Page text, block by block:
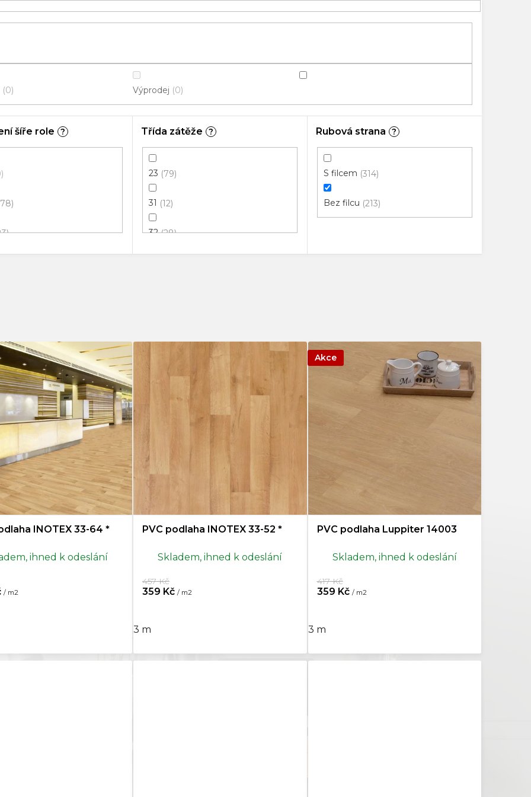
0 Výprodej 0
šíře role ? Třída zátěže ?
23 79
31 12
32 28
43
Rubová strana ?
S filcem 314
Bez filcu 213
INOTEX 33-64 *
ihned k odeslání
/ m2
PVC podlaha INOTEX 33-52 *
Skladem, ihned k odeslání
359 Kč / m2
457 Kč
3 m
Akce
PVC podlaha Luppiter 14003
Skladem, ihned k odeslání
359 Kč / m2
417 Kč
3 m